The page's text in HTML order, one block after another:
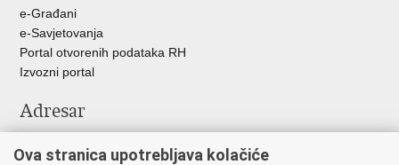
e-Građani
e-Savjetovanja
Portal otvorenih podataka RH
Izvozni portal
Adresar
Adresar tijela javne vlasti
Ova stranica upotrebljava kolačiće